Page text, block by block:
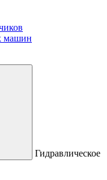
машин
Гидравлическое